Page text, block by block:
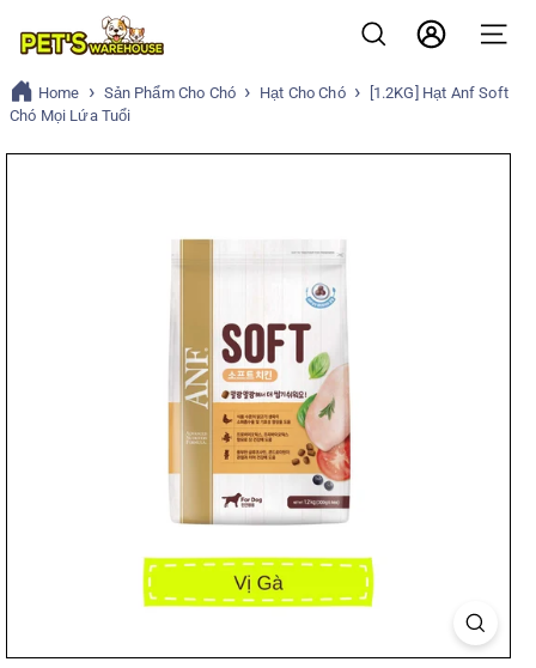
qua
nội
dung
P
t
Tìm kiếmAccountĐiều
Home Sản Phẩm Cho Chó Hạt Cho Chó
[1.2KG] Hạt Anf Soft
Chó Mọi Lứa Tuổi